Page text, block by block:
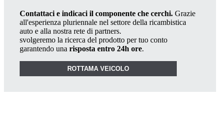
Contattaci e indicaci il componente che cerchi. Grazie
all'esperienza pluriennale nel settore della ricambistica
auto e alla nostra rete di partners.
svolgeremo la ricerca del prodotto per tuo conto
garantendo una risposta entro 24h ore.
ROTTAMA VEICOLO